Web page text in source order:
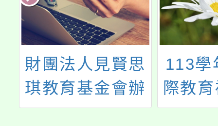
財團法人見賢思
琪教育基金會辦
理「服務學習教
113學
際教
（原